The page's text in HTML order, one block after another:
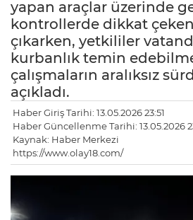
yapan araçlar üzerinde
kontrollerde dikkat
çıkarken, yetkililer
kurbanlık temin
çalışmaların aralıksız
açıkladı.
Haber Giriş Tarihi: 13.05.2026 23:51
Haber Güncellenme Tarihi: 13.05.2026
Kaynak: Haber Merkezi
https://www.olay18.com/